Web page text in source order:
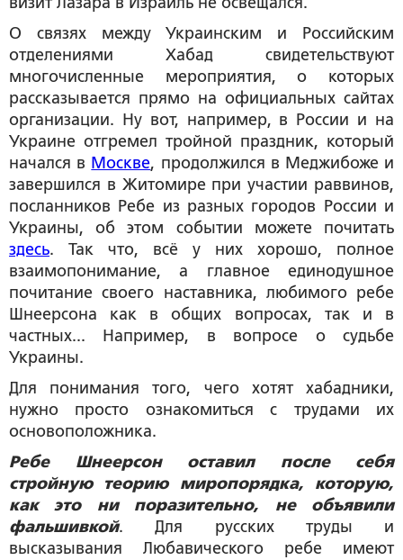
О связях между Украинским и Российским
отделениями Хабад свидетельствуют
многочисленные мероприятия, о которых
рассказывается прямо на официальных сайтах
организации. Ну вот, например, в России и на
Украине отгремел тройной праздник, который
начался в Москве, продолжился в Меджибоже и
завершился в Житомире при участии раввинов,
посланников Ребе из разных городов России и
Украины, об этом событии можете почитать
здесь. Так что, всё у них хорошо, полное
взаимопонимание, а главное единодушное
почитание своего наставника, любимого ребе
Шнеерсона как в общих вопросах, так и в
частных... Например, в вопросе о судьбе
Украины.
Для понимания того, чего хотят хабадники,
нужно просто ознакомиться с трудами их
основоположника.
Ребе Шнеерсон оставил после себя
стройную теорию миропорядка, которую,
как это ни поразительно, не объявили
фальшивкой. Для русских труды и
высказывания Любавического ребе имеют